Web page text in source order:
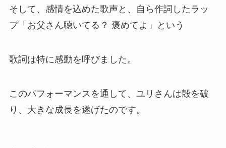
そして、感情を込めた歌声と、自ら作詞したラッ
プ「お父さん聴いてる？ 褒めてよ」という
歌詞は特に感動を呼びました。
このパフォーマンスを通して、ユリさんは殻を破
り、大きな成長を遂げたのです。